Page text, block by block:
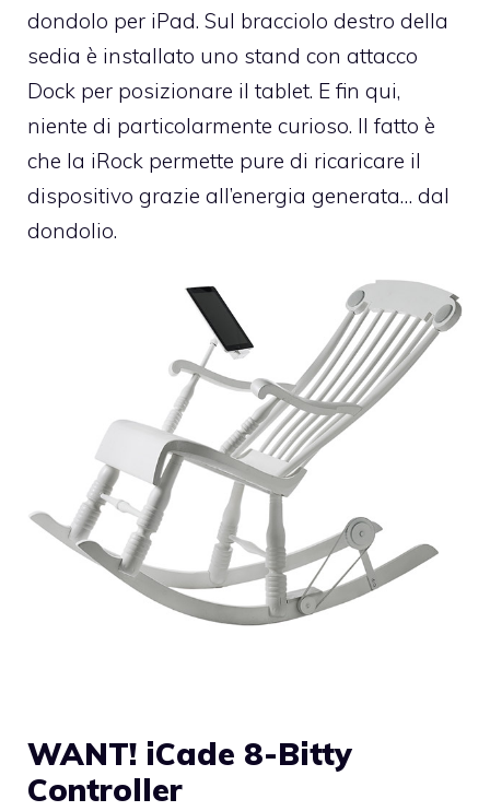
dondolo per iPad. Sul bracciolo destro della
sedia è installato uno stand con attacco
Dock per posizionare il tablet. E fin qui,
niente di particolarmente curioso. Il fatto è
che la iRock permette pure di ricaricare il
dispositivo grazie all’energia generata… dal
dondolio.
WANT! iCade 8-Bitty
Controller